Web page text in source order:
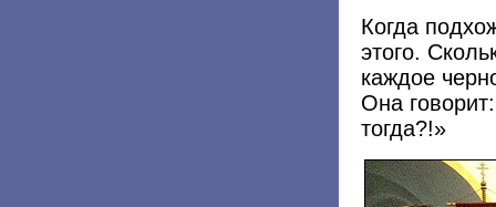
Когда
этого.
каждое
Она
тогда?!»